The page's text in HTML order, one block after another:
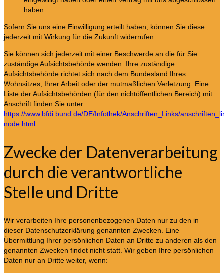
haben.
Sofern Sie uns eine Einwilligung erteilt haben, können Sie diese
jederzeit mit Wirkung für die Zukunft widerrufen.
Sie können sich jederzeit mit einer Beschwerde an die für Sie
zuständige Aufsichtsbehörde wenden. Ihre zuständige
Aufsichtsbehörde richtet sich nach dem Bundesland Ihres
Wohnsitzes, Ihrer Arbeit oder der mutmaßlichen Verletzung. Eine
Liste der Aufsichtsbehörden (für den nichtöffentlichen Bereich) mit
Anschrift finden Sie unter:
https://www.bfdi.bund.de/DE/Infothek/Anschriften_Links/
node.html
Zwecke der Datenverarbeitung
durch die verantwortliche
Stelle und Dritte
Wir verarbeiten Ihre personenbezogenen Daten nur zu den in
dieser Datenschutzerklärung genannten Zwecken. Eine
Übermittlung Ihrer persönlichen Daten an Dritte zu anderen als den
genannten Zwecken findet nicht statt. Wir geben Ihre persönlichen
Daten nur an Dritte weiter, wenn: